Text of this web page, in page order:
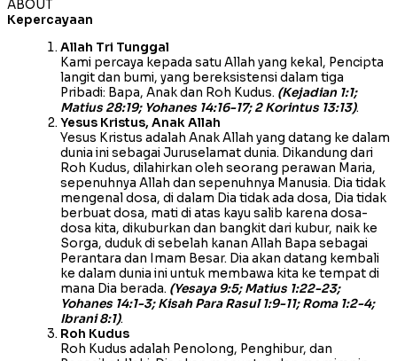
ABOUT
Kepercayaan
Allah Tri Tunggal
Kami percaya kepada satu Allah yang kekal, Pencipta
langit dan bumi, yang bereksistensi dalam tiga
Pribadi: Bapa, Anak dan Roh Kudus. (Kejadian 1:1;
Matius 28:19; Yohanes 14:16-17; 2 Korintus 13:13).
Yesus Kristus, Anak Allah
Yesus Kristus adalah Anak Allah yang datang ke dalam
dunia ini sebagai Juruselamat dunia. Dikandung dari
Roh Kudus, dilahirkan oleh seorang perawan Maria,
sepenuhnya Allah dan sepenuhnya Manusia. Dia tidak
mengenal dosa, di dalam Dia tidak ada dosa, Dia tidak
berbuat dosa, mati di atas kayu salib karena dosa-
dosa kita, dikuburkan dan bangkit dari kubur, naik ke
Sorga, duduk di sebelah kanan Allah Bapa sebagai
Perantara dan Imam Besar. Dia akan datang kembali
ke dalam dunia ini untuk membawa kita ke tempat di
mana Dia berada. (Yesaya 9:5; Matius 1:22-23;
Yohanes 14:1-3; Kisah Para Rasul 1:9-11; Roma 1:2-4;
Ibrani 8:1).
Roh Kudus
Roh Kudus adalah Penolong, Penghibur, dan